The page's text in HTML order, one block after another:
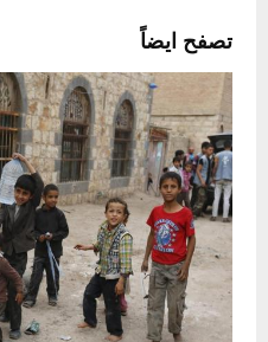
تصفح ايضاً